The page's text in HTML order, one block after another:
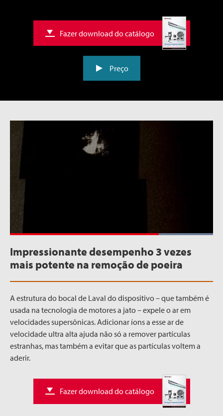
Fazer download do catálogo
Preço
Impressionante desempenho 3 vezes
mais potente na remoção de poeira
A estrutura do bocal de Laval do dispositivo – que também é
usada na tecnologia de motores a jato – expele o ar em
velocidades supersônicas. Adicionar íons a esse ar de
velocidade ultra alta ajuda não só a remover partículas
estranhas, mas também a evitar que as partículas voltem a
aderir.
Pause Unmute
Loaded:
Quality
Levels
Picture-
in-
Picture
Fazer download do catálogo